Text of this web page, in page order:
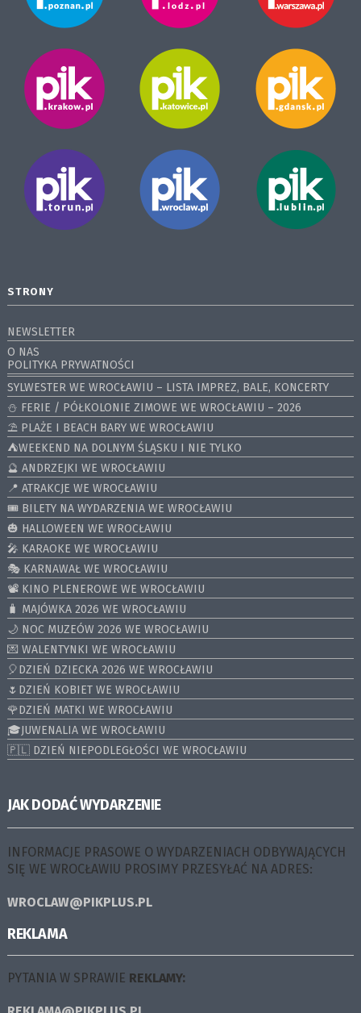
STRONY
NEWSLETTER
O NAS
POLITYKA PRYWATNOŚCI
SYLWESTER WE WROCŁAWIU – LISTA IMPREZ, BALE, KONCERTY
⛄️ FERIE / PÓŁKOLONIE ZIMOWE WE WROCŁAWIU – 2026
⛱️ PLAŻE I BEACH BARY WE WROCŁAWIU
⛺️WEEKEND NA DOLNYM ŚLĄSKU I NIE TYLKO
🔮 ANDRZEJKI WE WROCŁAWIU
📍 ATRAKCJE WE WROCŁAWIU
🎟️ BILETY NA WYDARZENIA WE WROCŁAWIU
🎃 HALLOWEEN WE WROCŁAWIU
🎤 KARAOKE WE WROCŁAWIU
🎭 KARNAWAŁ WE WROCŁAWIU
📽️ KINO PLENEROWE WE WROCŁAWIU
🧳 MAJÓWKA 2026 WE WROCŁAWIU
🌙 NOC MUZEÓW 2026 WE WROCŁAWIU
💌 WALENTYNKI WE WROCŁAWIU
🎈DZIEŃ DZIECKA 2026 WE WROCŁAWIU
🌷DZIEŃ KOBIET WE WROCŁAWIU
🌹DZIEŃ MATKI WE WROCŁAWIU
🎓JUWENALIA WE WROCŁAWIU
🇵🇱 DZIEŃ NIEPODLEGŁOŚCI WE WROCŁAWIU
JAK DODAĆ WYDARZENIE
INFORMACJE PRASOWE O WYDARZENIACH ODBYWAJĄCYCH
SIĘ WE WROCŁAWIU PROSIMY PRZESYŁAĆ NA ADRES:
WROCLAW@PIKPLUS.PL
REKLAMA
PYTANIA W SPRAWIE REKLAMY: